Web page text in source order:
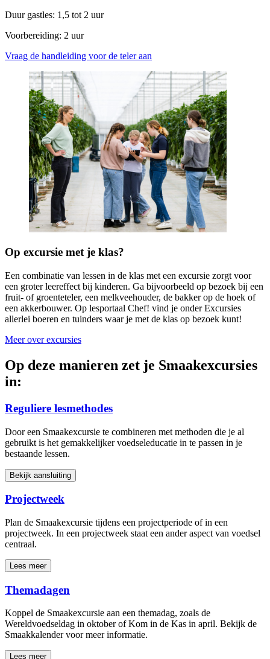
Duur gastles: 1,5 tot 2 uur
Voorbereiding: 2 uur
Vraag de handleiding voor de teler aan
Op excursie met je klas?
Een combinatie van lessen in de klas met een excursie zorgt voor
een groter leereffect bij kinderen. Ga bijvoorbeeld op bezoek bij een
fruit- of groenteteler, een melkveehouder, de bakker op de hoek of
een akkerbouwer. Op lesportaal Chef! vind je onder Excursies
allerlei boeren en tuinders waar je met de klas op bezoek kunt!
Meer over excursies
Op deze manieren zet je Smaakexcursies
in:
Reguliere lesmethodes
Door een Smaakexcursie te combineren met methoden die je al
gebruikt is het gemakkelijker voedseleducatie in te passen in je
bestaande lessen.
Bekijk aansluiting
Projectweek
Plan de Smaakexcursie tijdens een projectperiode of in een
projectweek. In een projectweek staat een ander aspect van voedsel
centraal.
Lees meer
Themadagen
Koppel de Smaakexcursie aan een themadag, zoals de
Wereldvoedseldag in oktober of Kom in de Kas in april. Bekijk de
Smaakkalender voor meer informatie.
Lees meer